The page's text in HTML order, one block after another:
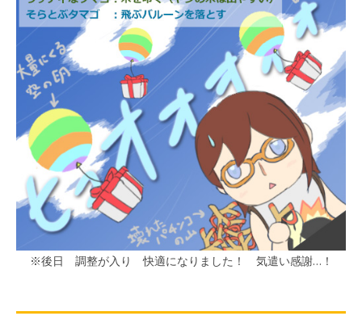
※後日 調整が入り 快適になりました！ 気遣い感謝…！